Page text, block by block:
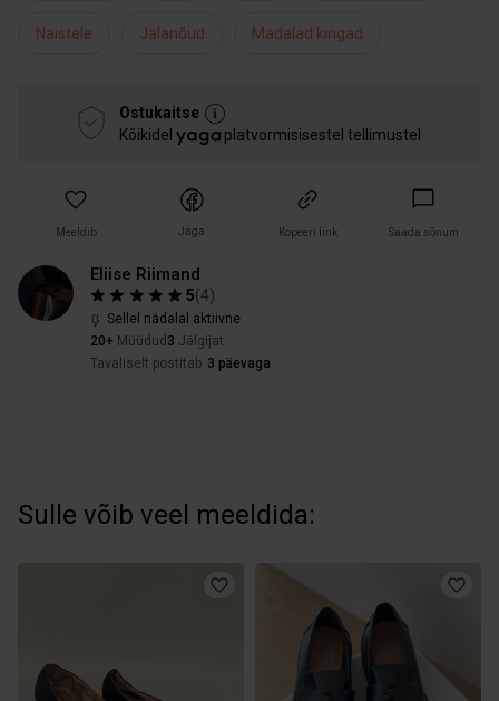
Naistele Jalanõud Madalad kingad
Ostukaitse
Kõikidel
platvormisisestel tellimustel
Meeldib Jaga Kopeeri link Saada sõnum
Eliise Riimand
5(4)
Sellel nädalal aktiivne
20+ Müüdud 3 Jälgijat
Tavaliselt postitab 3 päevaga
Sulle võib veel meeldida: